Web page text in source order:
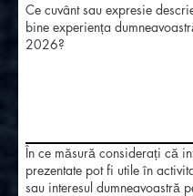
Ce cuvânt sau expresie
bine experiența
2026?
În ce măsură considerați că
prezentate pot fi utile în
sau interesul dumneavoastră